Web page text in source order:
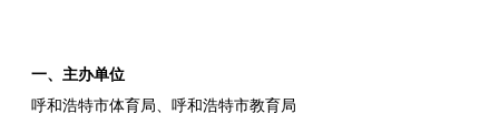
一、主办单位
呼和浩特市体育局、呼和浩特市教育局